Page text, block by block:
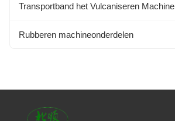
Transportband het Vulcaniseren Machine
Rubberen machineonderdelen